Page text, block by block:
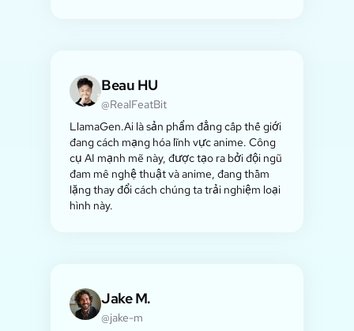
Beau HU
@RealFeatBit
LlamaGen.Ai là sản phẩm đẳng cấp thế giới
đang cách mạng hóa lĩnh vực anime. Công
cụ AI mạnh mẽ này, được tạo ra bởi đội ngũ
đam mê nghệ thuật và anime, đang thầm
lặng thay đổi cách chúng ta trải nghiệm loại
hình này.
Jake M.
@jake-m